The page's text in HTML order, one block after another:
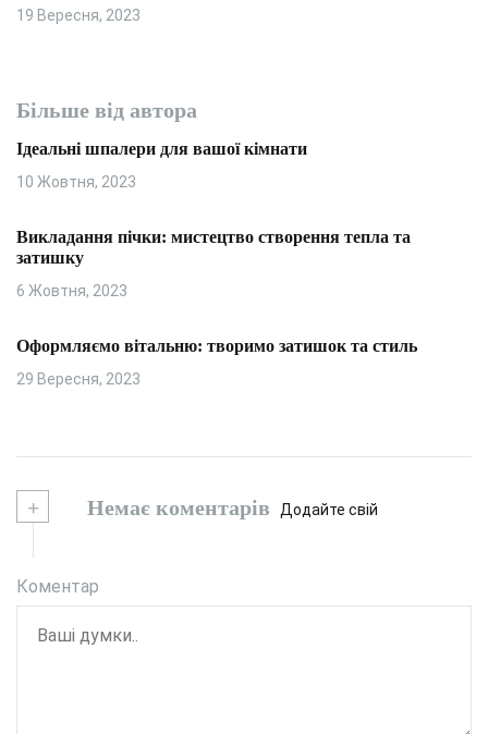
19 Вересня, 2023
Більше від автора
Ідеальні шпалери для вашої кімнати
10 Жовтня, 2023
Викладання пічки: мистецтво створення тепла та
затишку
6 Жовтня, 2023
Оформляємо вітальню: творимо затишок та стиль
29 Вересня, 2023
+ Немає коментарів Додайте свій
Коментар